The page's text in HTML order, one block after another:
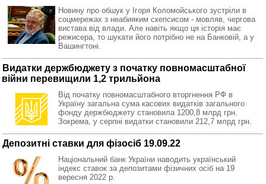
Новину про обшук у Ігоря Коломойського зустріли в
соцмережах з неабияким скепсисом - мовляв, чергова
вистава від влади. Але навіть якщо ця історія має
режисера, то шукати його потрібно не на Банковій, а у
Вашингтоні.
Видатки держбюджету з початку повномасштабної
війни перевищили 1,2 трильйона
Від початку повномасштабного вторгнення РФ в
Україну загальна сума касових видатків загального
фонду держбюджету становила 1200,8 млрд грн.
Зокрема, у серпні видатки становили 212,7 млрд грн.
Депозитні ставки для фізосіб 19.09.22
Національний банк України наводить український
індекс ставок за депозитами фізичних осіб на 19
вересня 2022 р.